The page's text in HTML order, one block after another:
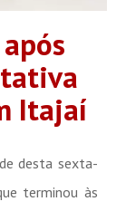
Itajaí
desta sexta-
terminou às